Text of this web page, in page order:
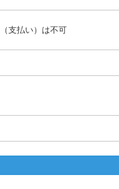
支払い）は不可